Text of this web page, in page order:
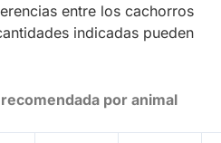
entre los cachorros
indicadas pueden
por animal